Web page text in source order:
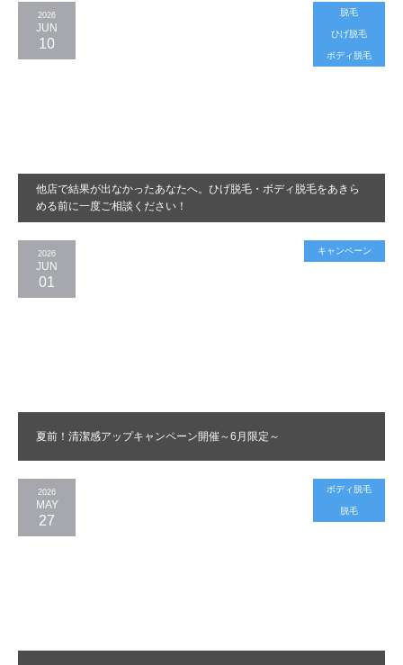
他店で結果が出なかったあなたへ。ひげ脱毛・ボディ脱毛をあきら
める前に一度ご相談ください！
2026
JUN
10
脱毛
ひげ脱毛
ボディ脱毛
夏前！清潔感アップキャンペーン開催～6月限定～
2026
JUN
01
キャンペーン
2026
MAY
27
ボディ脱毛
脱毛